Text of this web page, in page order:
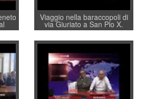
di
Viaggio nella baraccopoli di
via Giuriato a San Pio X.
Vicenza ai Vicentini: “faremo
un regalo di Natale ai
residenti”